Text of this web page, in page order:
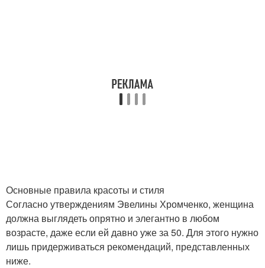
Основные правила красоты и стиля
Согласно утверждениям Эвелины Хромченко, женщина
должна выглядеть опрятно и элегантно в любом
возрасте, даже если ей давно уже за 50. Для этого нужно
лишь придерживаться рекомендаций, представленных
ниже.